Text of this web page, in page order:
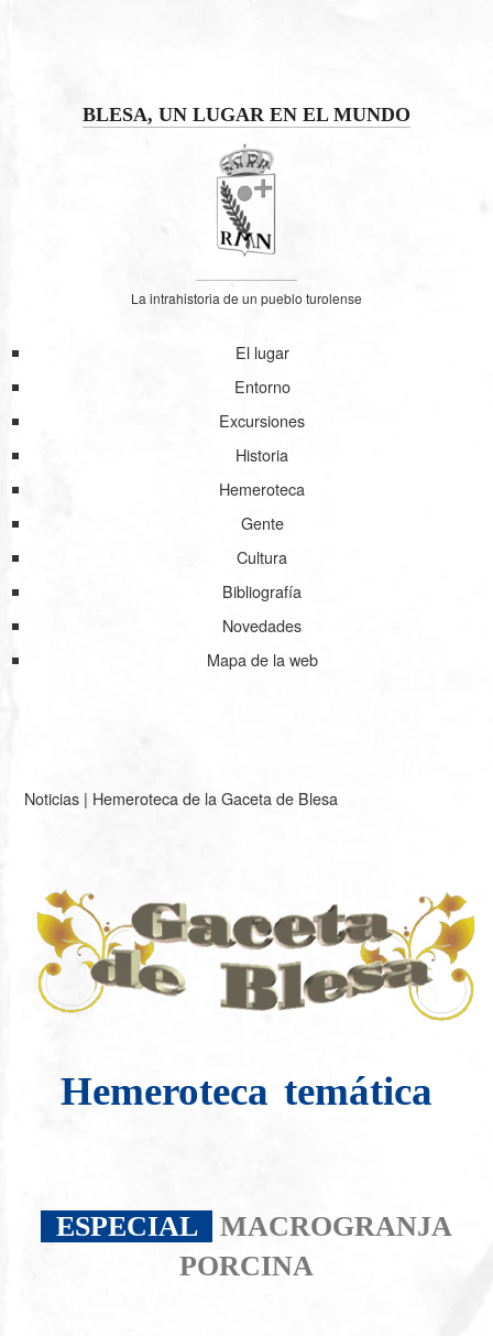
BLESA, UN LUGAR EN EL MUNDO
La intrahistoria de un pueblo turolense
El lugar
Entorno
Excursiones
Historia
Hemeroteca
Gente
Cultura
Bibliografía
Novedades
Mapa de la web
Noticias | Hemeroteca de la Gaceta de Blesa
Hemeroteca temática
ESPECIAL
MACROGRANJA
PORCINA